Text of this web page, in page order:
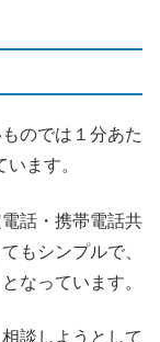
のでは１分あた
ます。
話・携帯電話共
もシンプルで、
なっています。
談しようとして